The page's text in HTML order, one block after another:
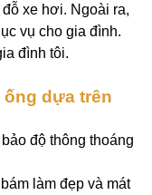
xe hơi. Ngoài ra,
vụ cho gia đình.
đình tôi.
dựa trên
độ thông thoáng
làm đẹp và mát